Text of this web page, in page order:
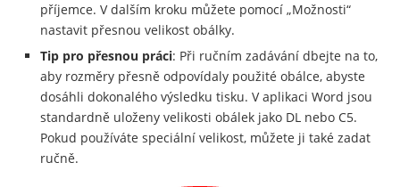
příjemce. V dalším kroku můžete pomocí „Možnosti“
nastavit přesnou velikost obálky.
Tip pro přesnou práci: Při ručním zadávání dbejte na to,
aby rozměry přesně odpovídaly použité obálce, abyste
dosáhli dokonalého výsledku tisku. V aplikaci Word jsou
standardně uloženy velikosti obálek jako DL nebo C5.
Pokud používáte speciální velikost, můžete ji také zadat
ručně.